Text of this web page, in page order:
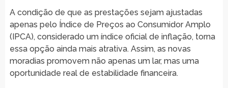
A condição de que as prestações sejam ajustadas
apenas pelo Índice de Preços ao Consumidor Amplo
(IPCA), considerado um índice oficial de inflação, torna
essa opção ainda mais atrativa. Assim, as novas
moradias promovem não apenas um lar, mas uma
oportunidade real de estabilidade financeira.